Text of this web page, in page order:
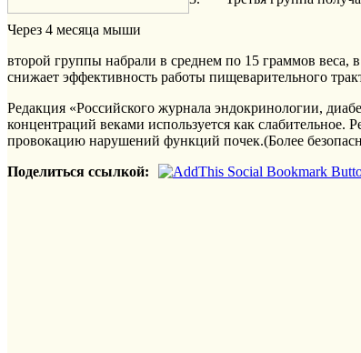
Через 4 месяца мыши
второй группы набрали в среднем по 15 граммов веса,
снижает эффективность работы пищеварительного
Редакция «Российского журнала эндокринологии,
концентраций веками используется как
провокацию нарушений функций почек.(Более
Поделиться ссылкой: